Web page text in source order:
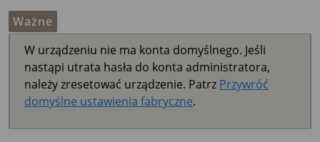
Ważne
W urządzeniu nie ma konta domyślnego. Jeśli
nastąpi utrata hasła do konta administratora,
należy zresetować urządzenie. Patrz Przywróć
domyślne ustawienia fabryczne.